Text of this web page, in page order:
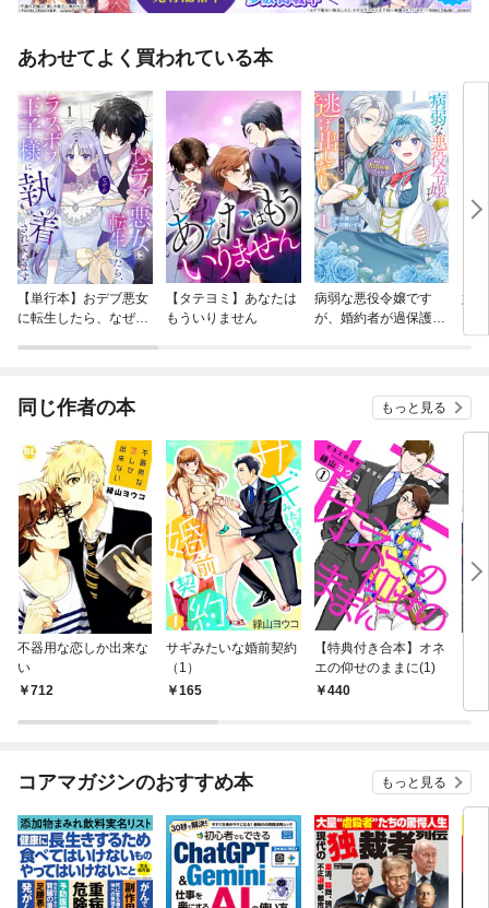
あわせてよく買われている本
【単行本】おデブ悪女
に転生したら、なぜか
【タテヨミ】あなたは
もういりません
病弱な悪役令嬢です
が、婚約者が過保護す
妹
同じ作者の本 もっと見る
不器用な恋しか出来な
い
712
サギみたいな婚前契約
（1）
165
【特典付き合本】オネ
エの仰せのままに(1)
440
コアマガジンのおすすめ本 もっと見る